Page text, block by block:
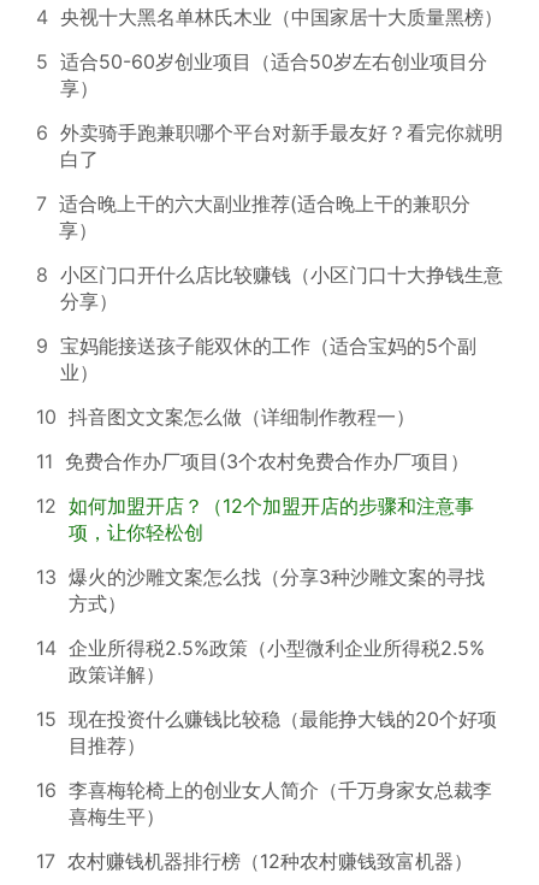
4 央视十大黑名单林氏木业（中国家居十大质量黑榜）
5 适合50-60岁创业项目（适合50岁左右创业项目分
享）
6 外卖骑手跑兼职哪个平台对新手最友好？看完你就明
白了
7 适合晚上干的六大副业推荐(适合晚上干的兼职分
享）
8 小区门口开什么店比较赚钱（小区门口十大挣钱生意
分享）
9 宝妈能接送孩子能双休的工作（适合宝妈的5个副
业）
10 抖音图文文案怎么做（详细制作教程一）
11 免费合作办厂项目(3个农村免费合作办厂项目）
12 如何加盟开店？（12个加盟开店的步骤和注意事
项，让你轻松创
13 爆火的沙雕文案怎么找（分享3种沙雕文案的寻找
方式）
14 企业所得税2.5%政策（小型微利企业所得税2.5%
政策详解）
15 现在投资什么赚钱比较稳（最能挣大钱的20个好项
目推荐）
16 李喜梅轮椅上的创业女人简介（千万身家女总裁李
喜梅生平）
17 农村赚钱机器排行榜（12种农村赚钱致富机器）